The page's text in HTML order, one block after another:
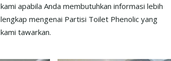
kami apabila Anda membutuhkan informasi lebih
lengkap mengenai Partisi Toilet Phenolic yang
kami tawarkan.